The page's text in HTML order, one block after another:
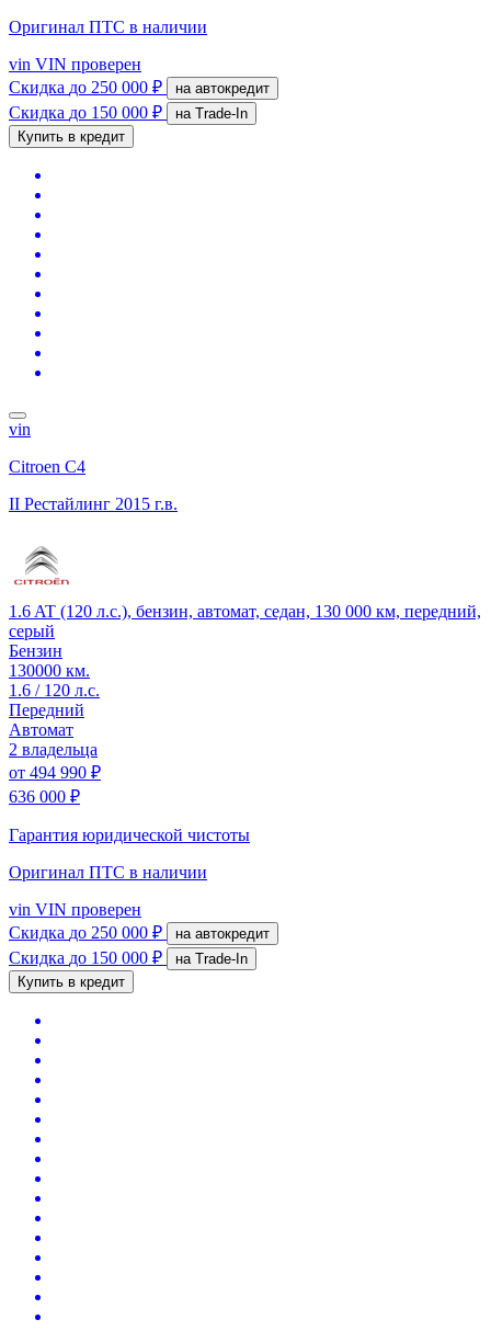
Оригинал ПТС в наличии
vin VIN проверен
Скидка до 250 000 ₽ на автокредит
Скидка до 150 000 ₽
на Trade-In
Купить в кредит
vin
Citroen C4
II Рестайлинг 2015 г.в.
1.6 AT (120 л.с.), бензин, автомат, седан, 130 000 км, передний,
серый
Бензин
130000 км.
1.6 / 120 л.с.
Передний
Автомат
2 владельца
от 494 990 ₽
636 000 ₽
Гарантия юридической чистоты
Оригинал ПТС в наличии
vin VIN проверен
Скидка до 250 000 ₽ на автокредит
Скидка до 150 000 ₽
на Trade-In
Купить в кредит